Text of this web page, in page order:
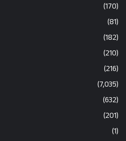
(170)
(81)
(182)
(210)
(216)
(7,035)
(632)
(201)
(1)